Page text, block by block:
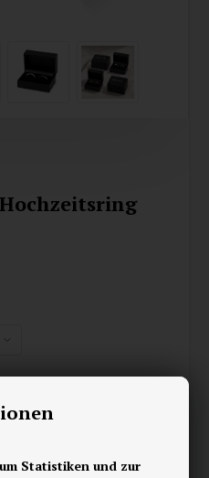
Statistiken und zur